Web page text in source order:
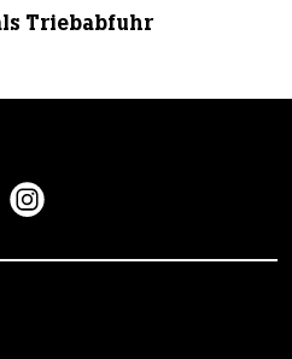
Triebabfuhr